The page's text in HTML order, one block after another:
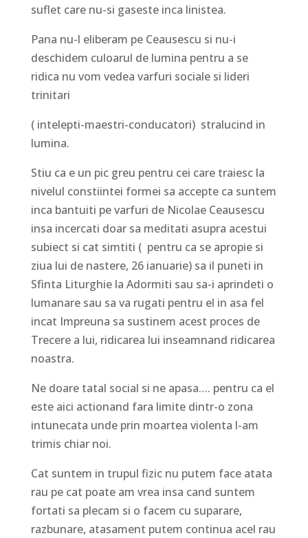
suflet care nu-si gaseste inca linistea.
Pana nu-l eliberam pe Ceausescu si nu-i
deschidem culoarul de lumina pentru a se
ridica nu vom vedea varfuri sociale si lideri
trinitari
( intelepti-maestri-conducatori) stralucind in
lumina.
Stiu ca e un pic greu pentru cei care traiesc la
nivelul constiintei formei sa accepte ca suntem
inca bantuiti pe varfuri de Nicolae Ceausescu
insa incercati doar sa meditati asupra acestui
subiect si cat simtiti ( pentru ca se apropie si
ziua lui de nastere, 26 ianuarie) sa il puneti in
Sfinta Liturghie la Adormiti sau sa-i aprindeti o
lumanare sau sa va rugati pentru el in asa fel
incat Impreuna sa sustinem acest proces de
Trecere a lui, ridicarea lui inseamnand ridicarea
noastra.
Ne doare tatal social si ne apasa…. pentru ca el
este aici actionand fara limite dintr-o zona
intunecata unde prin moartea violenta l-am
trimis chiar noi.
Cat suntem in trupul fizic nu putem face atata
rau pe cat poate am vrea insa cand suntem
fortati sa plecam si o facem cu suparare,
razbunare, atasament putem continua acel rau